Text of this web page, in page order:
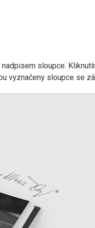
sloupce.
vyznačeny sloupce se